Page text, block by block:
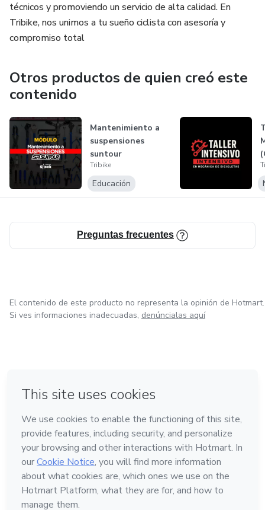
técnicos y promoviendo un servicio de alta calidad. En
Tribike, nos unimos a tu sueño ciclista con asesoría y
compromiso total
Otros productos de quien creó este
contenido
Mantenimiento a
suspensiones
suntour
Tribike
Educación
Preguntas frecuentes
El contenido de este producto no representa la opinión de Hotmart.
Si ves informaciones inadecuadas, denúncialas aquí
Hecho con ❤ en Belo Horizonte
Conoce Hotmart